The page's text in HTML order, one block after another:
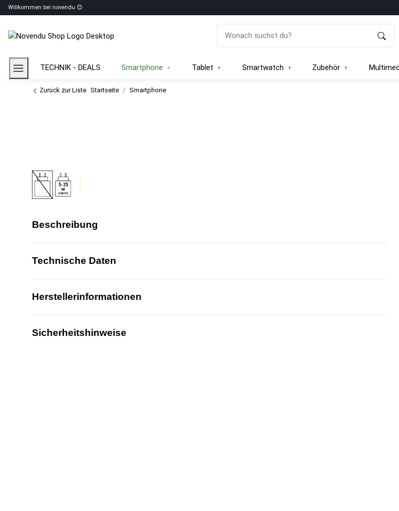
Willkommen bei novendu 😊
TECHNIK - DEALS Smartphone Tablet Smartwatch Zubehör
Zurück zur Liste Startseite Smartphone
5-25
USB PD
Beschreibung
Technische Daten
Herstellerinformationen
Sicherheitshinweise